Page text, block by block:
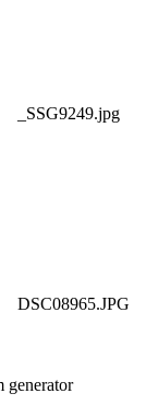
_SSG9249.jpg
DSC08965.JPG
generator